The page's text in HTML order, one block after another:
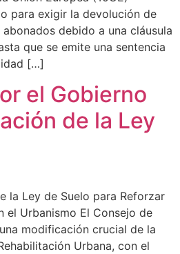
para exigir la devolución de
debido a una cláusula
que se emite una sentencia
[…]
el Gobierno
de la Ley
la Ley de Suelo para Reforzar
el Urbanismo El Consejo de
modificación crucial de la
Urbana, con el